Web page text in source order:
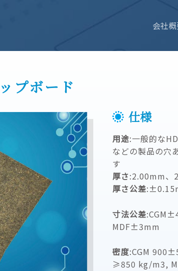
会社
プボード
仕様
用途:一般的な
などの製品の穴
す
厚さ:2.00mm、
厚さ公差
寸法公差
MDF±3mm
密度:CGM
≥850 kg/m3,